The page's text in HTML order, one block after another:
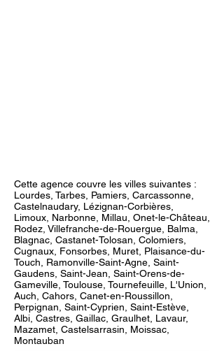
Cette agence couvre les villes suivantes :
Lourdes, Tarbes, Pamiers, Carcassonne,
Castelnaudary, Lézignan-Corbières,
Limoux, Narbonne, Millau, Onet-le-Château,
Rodez, Villefranche-de-Rouergue, Balma,
Blagnac, Castanet-Tolosan, Colomiers,
Cugnaux, Fonsorbes, Muret, Plaisance-du-
Touch, Ramonville-Saint-Agne, Saint-
Gaudens, Saint-Jean, Saint-Orens-de-
Gameville, Toulouse, Tournefeuille, L'Union,
Auch, Cahors, Canet-en-Roussillon,
Perpignan, Saint-Cyprien, Saint-Estève,
Albi, Castres, Gaillac, Graulhet, Lavaur,
Mazamet, Castelsarrasin, Moissac,
Montauban